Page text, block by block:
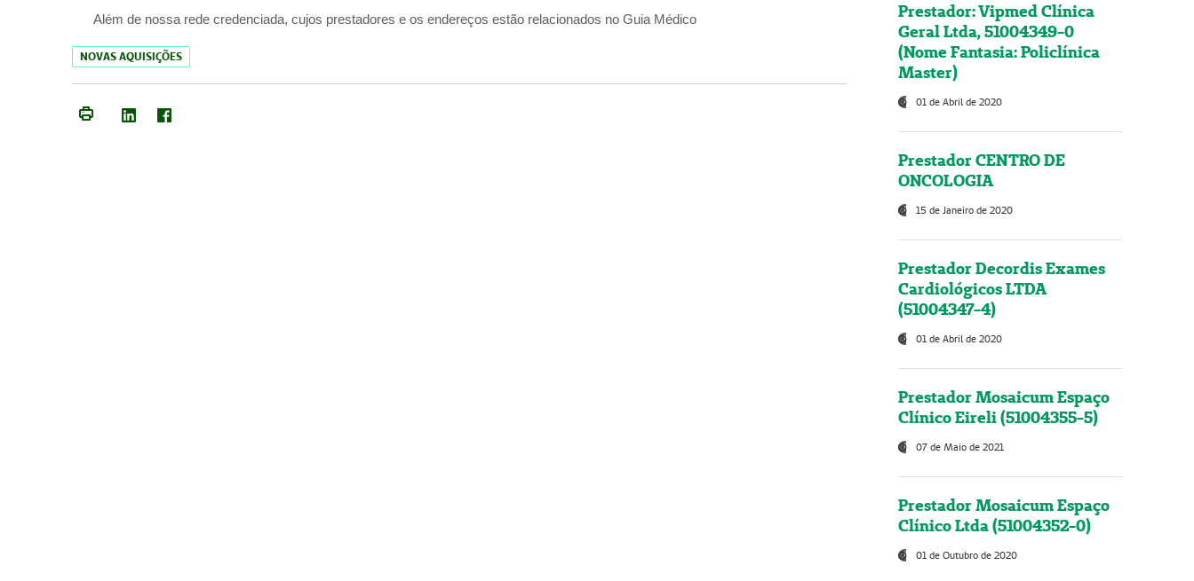
Além de nossa rede credenciada, cujos prestadores e os endereços estão relacionados no Guia Médico
NOVAS AQUISIÇÕES
Prestador: Vipmed Clínica
Geral Ltda, 51004349-0
(Nome Fantasia: Policlínica
Master)
01 de Abril de 2020
Prestador CENTRO DE
ONCOLOGIA
15 de Janeiro de 2020
Prestador Decordis Exames
Cardiológicos LTDA
(51004347-4)
01 de Abril de 2020
Prestador Mosaicum Espaço
Clínico Eireli (51004355-5)
07 de Maio de 2021
Prestador Mosaicum Espaço
Clínico Ltda (51004352-0)
01 de Outubro de 2020